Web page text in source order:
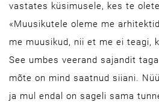
vastates küsimusele, kes te
«Muusikutele oleme me
me muusikud, nii et me ei teagi,
See umbes veerand sajandit
mõte on mind saatnud siiani.
ja mul endal on sageli sama